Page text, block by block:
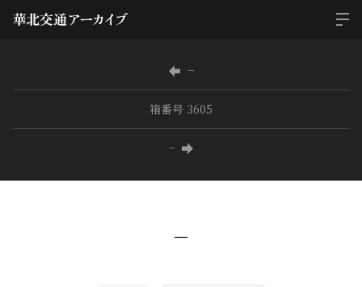
−
箱番号 3605
−
−